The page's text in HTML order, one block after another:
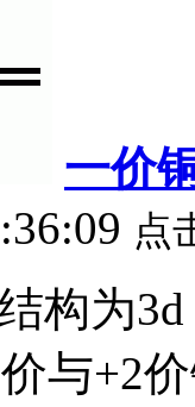
一价
点
构为
与+2